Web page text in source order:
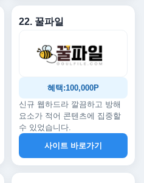
22. 꿀파일
혜택:100,000P
신규 웹하드라 깔끔하고 방해
요소가 적어 콘텐츠에 집중할
수 있었습니다.
사이트 바로가기